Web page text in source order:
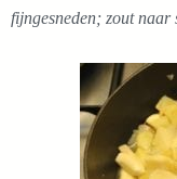
fijngesneden; zout naar